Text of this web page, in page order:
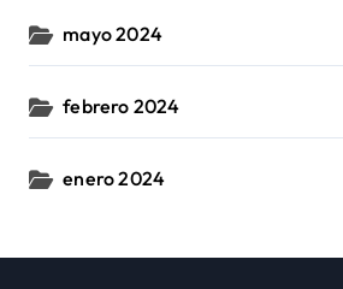
mayo 2024
febrero 2024
enero 2024